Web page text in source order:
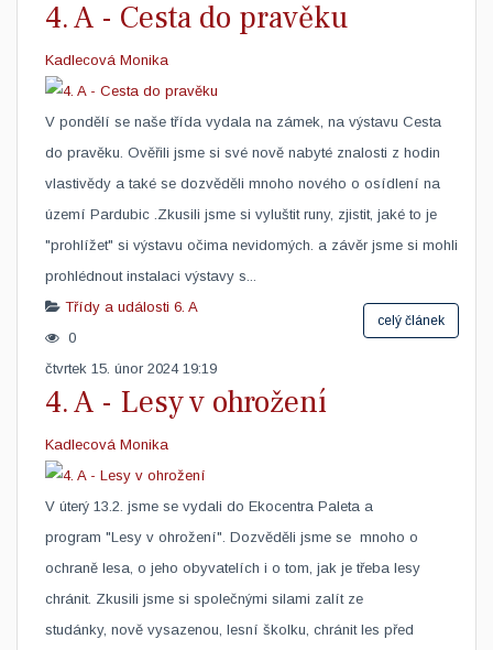
4. A - Cesta do pravěku
Kadlecová Monika
​V pondělí se naše třída vydala na zámek, na výstavu Cesta
do pravěku. Ověřili jsme si své nově nabyté znalosti z hodin
vlastivědy a také se dozvěděli mnoho nového o osídlení na
území Pardubic .Zkusili jsme si vyluštit runy, zjistit, jaké to je
"prohlížet" si výstavu očima nevidomých. a závěr jsme si mohli
prohlédnout instalaci výstavy s...
celý článek
Třídy a události 6. A
0
čtvrtek 15. únor 2024 19:19
4. A - Lesy v ohrožení
Kadlecová Monika
V úterý 13.2. jsme se vydali do Ekocentra Paleta a
program "Lesy v ohrožení". Dozvěděli jsme se mnoho o
ochraně lesa, o jeho obyvatelích i o tom, jak je třeba lesy
chránit. Zkusili jsme si společnými silami zalít ze
studánky, nově vysazenou, lesní školku, chránit les před